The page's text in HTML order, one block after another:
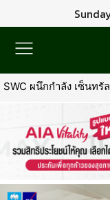
ผนึกกำลัง เซ็นทรัล